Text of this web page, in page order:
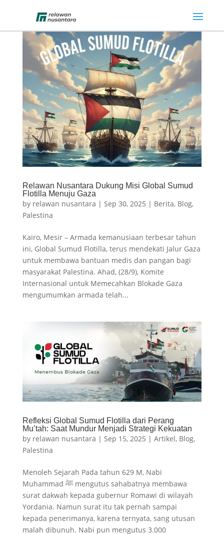
Relawan Nusantara Dukung Misi Global Sumud
Flotilla Menuju Gaza
by relawan nusantara | Sep 30, 2025 | Berita, Blog,
Palestina
Kairo, Mesir – Armada kemanusiaan terbesar tahun
ini, Global Sumud Flotilla, terus mendekati Jalur Gaza
untuk membawa bantuan medis dan pangan bagi
masyarakat Palestina. Ahad, (28/9), Komite
Internasional untuk Memecahkan Blokade Gaza
mengumumkan armada telah...
Refleksi Global Sumud Flotilla dari Perang
Mu’tah: Saat Mundur Menjadi Strategi Kekuatan
by relawan nusantara | Sep 15, 2025 | Artikel, Blog,
Palestina
Menoleh Sejarah Pada tahun 629 M, Nabi
Muhammad ﷺ mengutus sahabatnya membawa
surat dakwah kepada gubernur Romawi di wilayah
Yordania. Namun surat itu tak pernah sampai
kepada penerimanya, karena ternyata, sang utusan
malah dibunuh. Nabi pun mengutus 3.000